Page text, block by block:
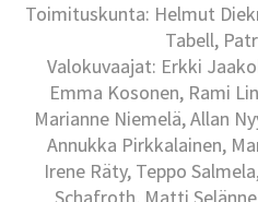
Toimituskunta: Helmut
Tabell,
Valokuvaajat: Erkki
Emma Kosonen, Rami
Marianne Niemelä, Allan
Annukka Pirkkalainen,
Irene Räty, Teppo